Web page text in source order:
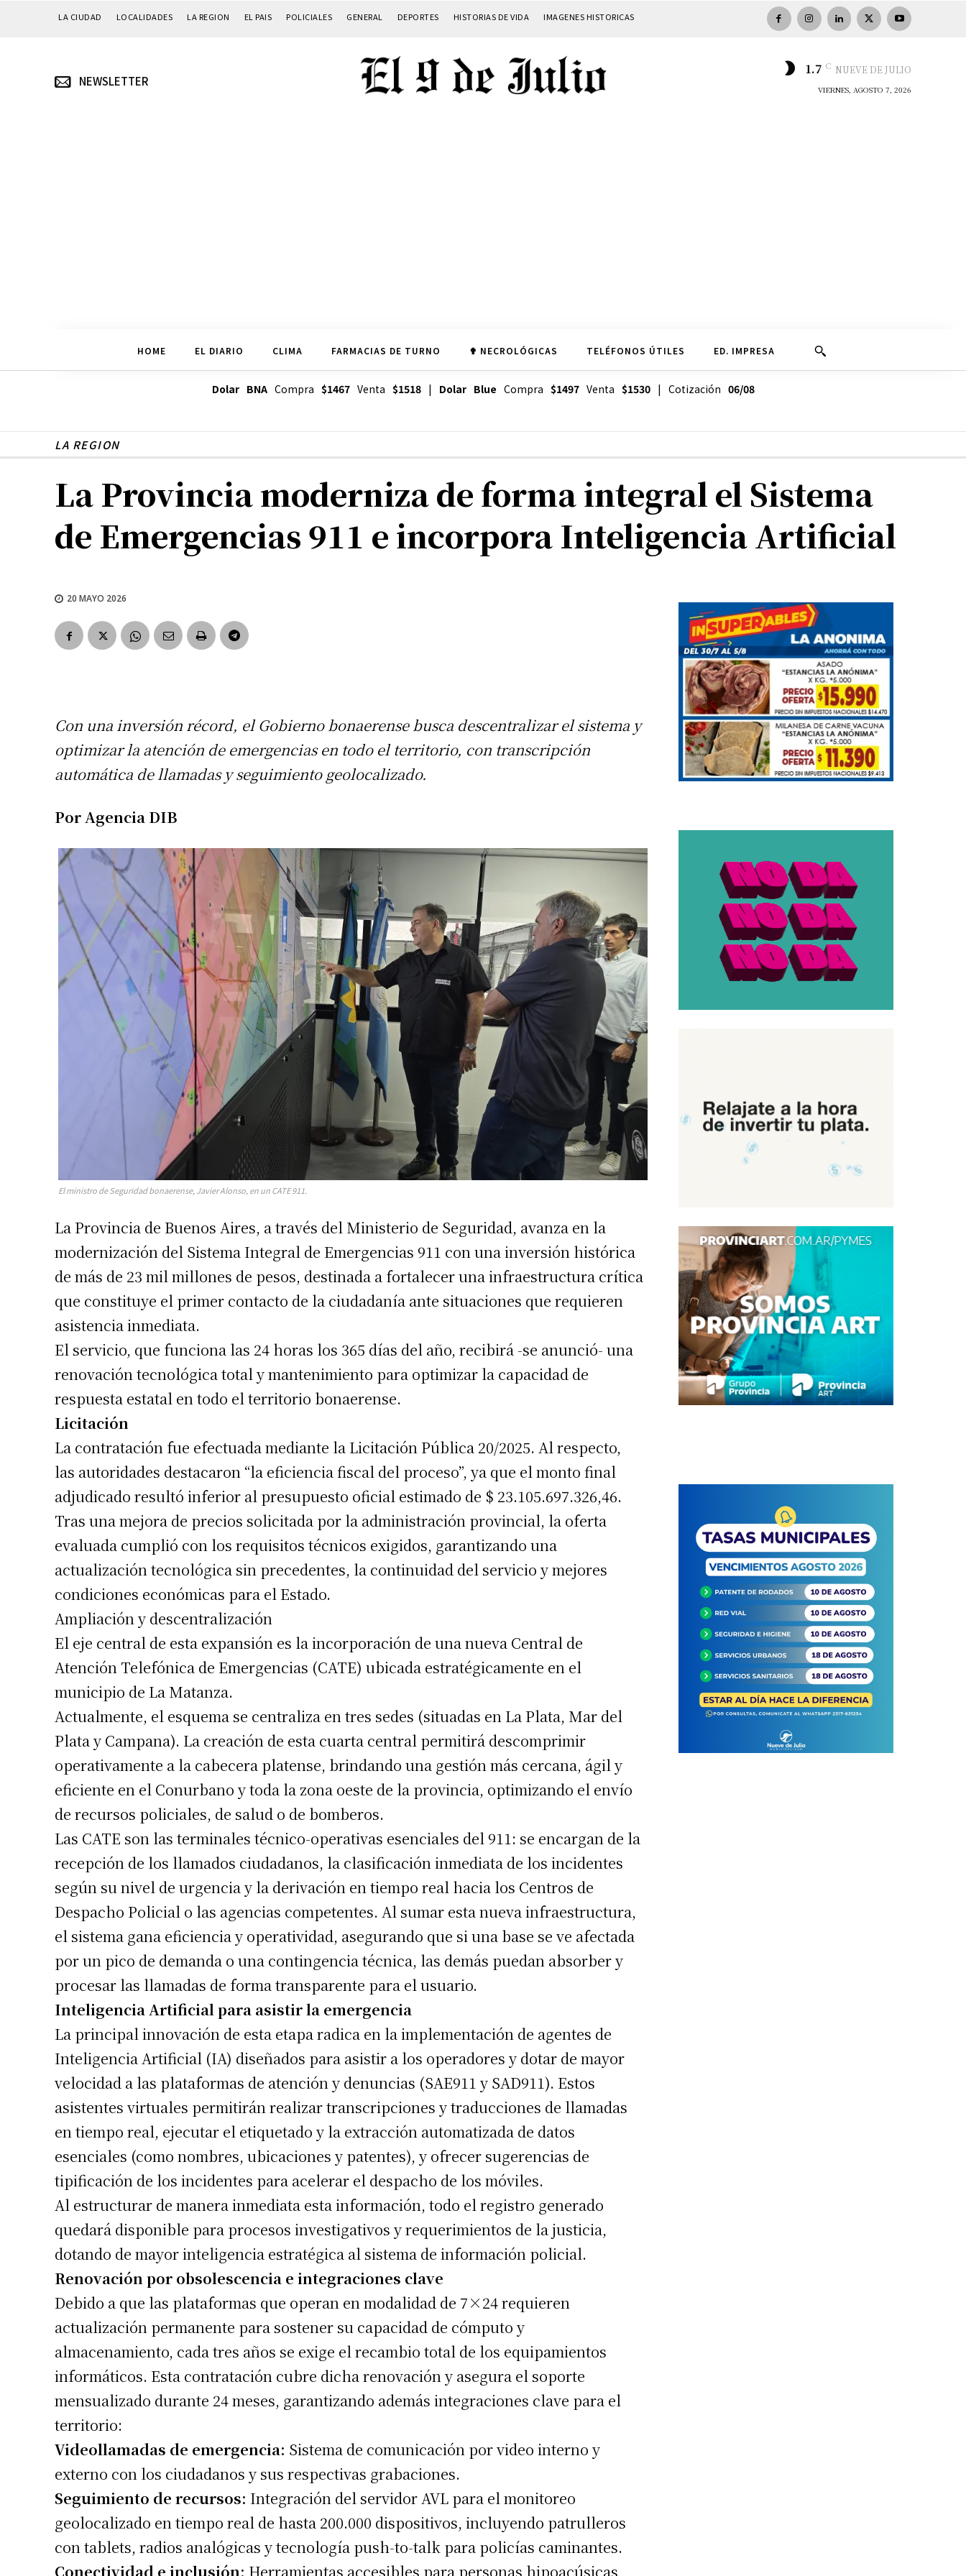
*
Dirección de correo electrónico
Número de teléfono
LA CIUDAD LOCALIDADES LA REGION EL PAIS POLICIALES GENERAL DEPORTES HISTORIAS DE VIDA IMAGENES HISTORICAS
NEWSLETTER
1.7 C NUEVE DE JULIO
VIERNES, AGOSTO 7, 2026
HOME EL DIARIO CLIMA FARMACIAS DE TURNO ✟ NECROLÓGICAS TELÉFONOS ÚTILES ED. IMPRESA
Dolar BNACompra $1467Venta $1518| Dolar Blue Compra $1497Venta $1530| Cotización 06/08
LA REGION
La Provincia moderniza de forma integral el Sistema
de Emergencias 911 e incorpora Inteligencia Artificial
20 MAYO 2026
Con una inversión récord, el Gobierno bonaerense busca descentralizar el sistema y
optimizar la atención de emergencias en todo el territorio, con transcripción
automática de llamadas y seguimiento geolocalizado.
Por Agencia DIB
El ministro de Seguridad bonaerense, Javier Alonso, en un CATE 911.
La Provincia de Buenos Aires, a través del Ministerio de Seguridad, avanza en la
modernización del Sistema Integral de Emergencias 911 con una inversión histórica
de más de 23 mil millones de pesos, destinada a fortalecer una infraestructura crítica
que constituye el primer contacto de la ciudadanía ante situaciones que requieren
asistencia inmediata.
El servicio, que funciona las 24 horas los 365 días del año, recibirá -se anunció- una
renovación tecnológica total y mantenimiento para optimizar la capacidad de
respuesta estatal en todo el territorio bonaerense.
Licitación
La contratación fue efectuada mediante la Licitación Pública 20/2025. Al respecto,
las autoridades destacaron “la eficiencia fiscal del proceso”, ya que el monto final
adjudicado resultó inferior al presupuesto oficial estimado de $ 23.105.697.326,46.
Tras una mejora de precios solicitada por la administración provincial, la oferta
evaluada cumplió con los requisitos técnicos exigidos, garantizando una
actualización tecnológica sin precedentes, la continuidad del servicio y mejores
condiciones económicas para el Estado.
Ampliación y descentralización
El eje central de esta expansión es la incorporación de una nueva Central de
Atención Telefónica de Emergencias (CATE) ubicada estratégicamente en el
municipio de La Matanza.
Actualmente, el esquema se centraliza en tres sedes (situadas en La Plata, Mar del
Plata y Campana). La creación de esta cuarta central permitirá descomprimir
operativamente a la cabecera platense, brindando una gestión más cercana, ágil y
eficiente en el Conurbano y toda la zona oeste de la provincia, optimizando el envío
de recursos policiales, de salud o de bomberos.
Las CATE son las terminales técnico-operativas esenciales del 911: se encargan de la
recepción de los llamados ciudadanos, la clasificación inmediata de los incidentes
según su nivel de urgencia y la derivación en tiempo real hacia los Centros de
Despacho Policial o las agencias competentes. Al sumar esta nueva infraestructura,
el sistema gana eficiencia y operatividad, asegurando que si una base se ve afectada
por un pico de demanda o una contingencia técnica, las demás puedan absorber y
procesar las llamadas de forma transparente para el usuario.
Inteligencia Artificial para asistir la emergencia
La principal innovación de esta etapa radica en la implementación de agentes de
Inteligencia Artificial (IA) diseñados para asistir a los operadores y dotar de mayor
velocidad a las plataformas de atención y denuncias (SAE911 y SAD911). Estos
asistentes virtuales permitirán realizar transcripciones y traducciones de llamadas
en tiempo real, ejecutar el etiquetado y la extracción automatizada de datos
esenciales (como nombres, ubicaciones y patentes), y ofrecer sugerencias de
tipificación de los incidentes para acelerar el despacho de los móviles.
Al estructurar de manera inmediata esta información, todo el registro generado
quedará disponible para procesos investigativos y requerimientos de la justicia,
dotando de mayor inteligencia estratégica al sistema de información policial.
Renovación por obsolescencia e integraciones clave
Debido a que las plataformas que operan en modalidad de 7×24 requieren
actualización permanente para sostener su capacidad de cómputo y
almacenamiento, cada tres años se exige el recambio total de los equipamientos
informáticos. Esta contratación cubre dicha renovación y asegura el soporte
mensualizado durante 24 meses, garantizando además integraciones clave para el
territorio:
Videollamadas de emergencia: Sistema de comunicación por video interno y
externo con los ciudadanos y sus respectivas grabaciones.
Seguimiento de recursos: Integración del servidor AVL para el monitoreo
geolocalizado en tiempo real de hasta 200.000 dispositivos, incluyendo patrulleros
con tablets, radios analógicas y tecnología push-to-talk para policías caminantes.
Conectividad e inclusión: Herramientas accesibles para personas hipoacúsicas,